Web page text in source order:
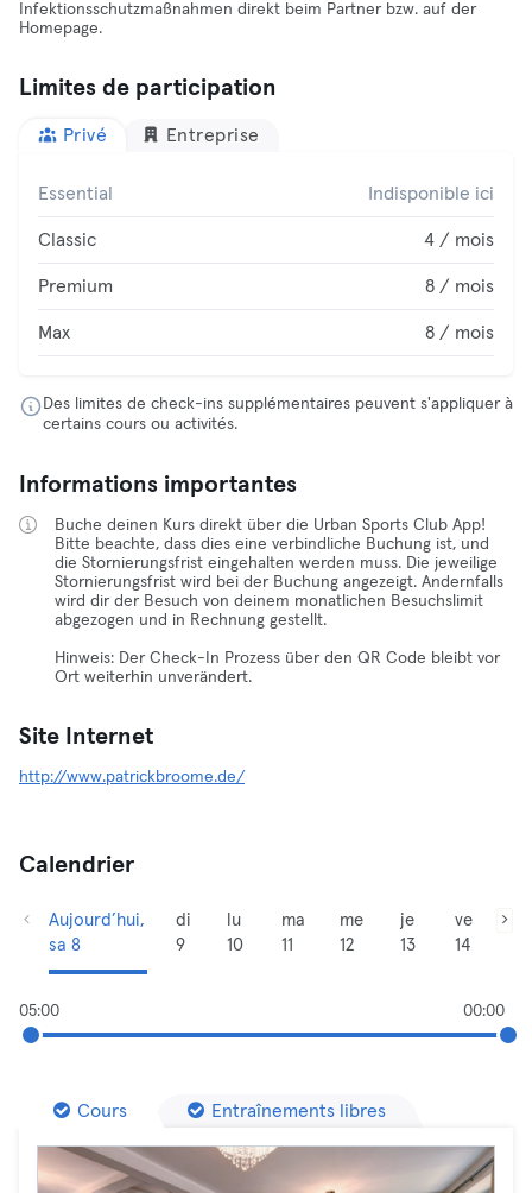
Infektionsschutzmaßnahmen direkt beim Partner bzw. auf der
Homepage.
Limites de participation
Privé Entreprise
Essential Indisponible ici
Classic 4 / mois
Premium 8 / mois
Max 8 / mois
Des limites de check-ins supplémentaires peuvent s'appliquer à
certains cours ou activités.
Informations importantes
Buche deinen Kurs direkt über die Urban Sports Club App!
Bitte beachte, dass dies eine verbindliche Buchung ist, und
die Stornierungsfrist eingehalten werden muss. Die jeweilige
Stornierungsfrist wird bei der Buchung angezeigt. Andernfalls
wird dir der Besuch von deinem monatlichen Besuchslimit
abgezogen und in Rechnung gestellt.
Hinweis: Der Check-In Prozess über den QR Code bleibt vor
Ort weiterhin unverändert.
Site Internet
http://www.patrickbroome.de/
Calendrier
Aujourd’hui,
sa 8
di
9
lu
10
ma
11
me
12
je
13
ve
14
05:00 00:00
Cours Entraînements libres